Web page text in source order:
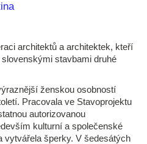
architektů a architektek, kteří
stavbami druhé
ženskou osobností
Pracovala ve Stavoprojektu
autorizovanou
kulturní a společenské
vytvářela šperky. V šedesátých